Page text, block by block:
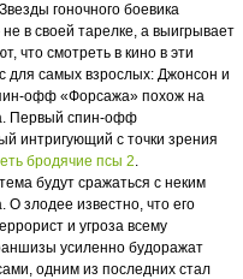
гоночного боевика
в своей тарелке, а выигрывает
что смотреть в кино в эти
самых взрослых: Джонсон и
офф «Форсажа» похож на
Первый спин-офф
интригующий с точки зрения
бродячие псы 2.
будут сражаться с неким
О злодее известно, что его
и угроза всему
усиленно будоражат
одним из последних стал